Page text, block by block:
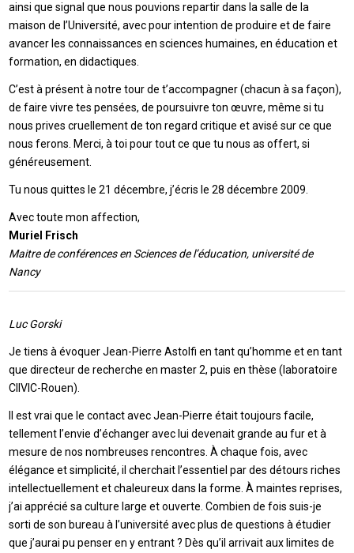
ainsi que signal que nous pouvions repartir dans la salle de la
maison de l’Université, avec pour intention de produire et de faire
avancer les connaissances en sciences humaines, en éducation et
formation, en didactiques.
C’est à présent à notre tour de t’accompagner (chacun à sa façon),
de faire vivre tes pensées, de poursuivre ton œuvre, même si tu
nous prives cruellement de ton regard critique et avisé sur ce que
nous ferons. Merci, à toi pour tout ce que tu nous as offert, si
généreusement.
Tu nous quittes le 21 décembre, j’écris le 28 décembre 2009.
Avec toute mon affection,
Muriel Frisch
Maitre de conférences en Sciences de l’éducation, université de
Nancy
Luc Gorski
Je tiens à évoquer Jean-Pierre Astolfi en tant qu’homme et en tant
que directeur de recherche en master 2, puis en thèse (laboratoire
CIIVIC-Rouen).
Il est vrai que le contact avec Jean-Pierre était toujours facile,
tellement l’envie d’échanger avec lui devenait grande au fur et à
mesure de nos nombreuses rencontres. À chaque fois, avec
élégance et simplicité, il cherchait l’essentiel par des détours riches
intellectuellement et chaleureux dans la forme. À maintes reprises,
j’ai apprécié sa culture large et ouverte. Combien de fois suis-je
sorti de son bureau à l’université avec plus de questions à étudier
que j’aurai pu penser en y entrant ? Dès qu’il arrivait aux limites de